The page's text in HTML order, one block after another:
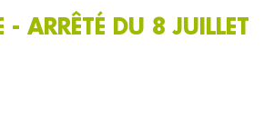
- ARRÊTÉ DU 8 JUILLET